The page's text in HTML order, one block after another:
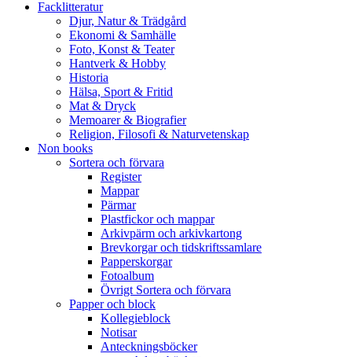
Facklitteratur
Djur, Natur & Trädgård
Ekonomi & Samhälle
Foto, Konst & Teater
Hantverk & Hobby
Historia
Hälsa, Sport & Fritid
Mat & Dryck
Memoarer & Biografier
Religion, Filosofi & Naturvetenskap
Non books
Sortera och förvara
Register
Mappar
Pärmar
Plastfickor och mappar
Arkivpärm och arkivkartong
Brevkorgar och tidskriftssamlare
Papperskorgar
Fotoalbum
Övrigt Sortera och förvara
Papper och block
Kollegieblock
Notisar
Anteckningsböcker